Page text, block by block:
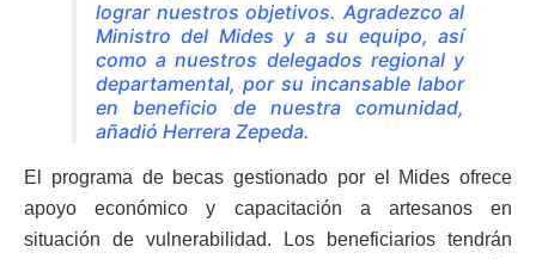
lograr nuestros objetivos. Agradezco al
Ministro del Mides y a su equipo, así
como a nuestros delegados regional y
departamental, por su incansable labor
en beneficio de nuestra comunidad,
añadió Herrera Zepeda.
El programa de becas gestionado por el Mides ofrece
apoyo económico y capacitación a artesanos en
situación de vulnerabilidad. Los beneficiarios tendrán